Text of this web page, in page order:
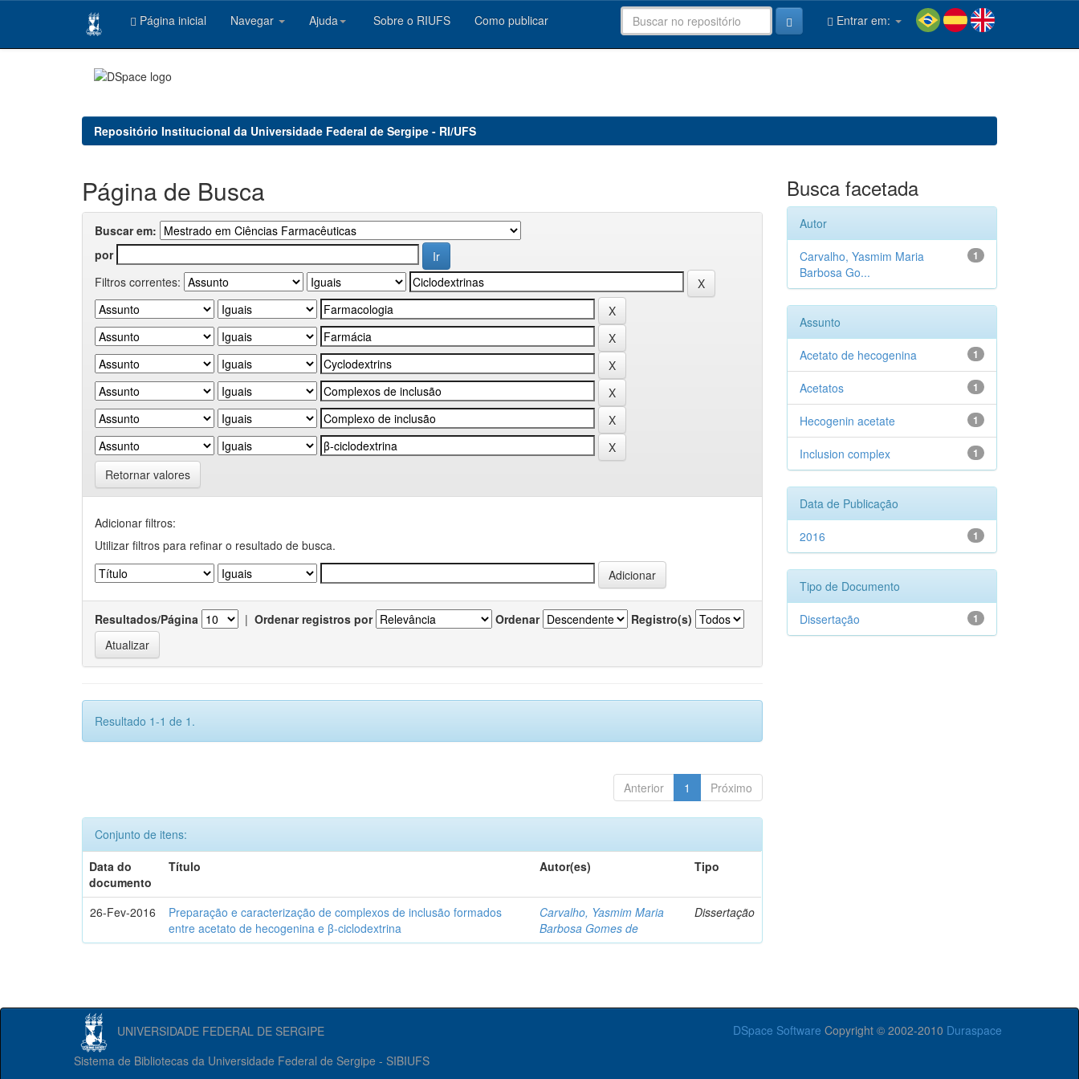
Página inicial Navegar Ajuda Sobre o RIUFS Como publicar Entrar em:
Repositório Institucional da Universidade Federal de Sergipe - RI/UFS
Página de Busca
Buscar em:
por
Filtros correntes:
Retornar valores
Adicionar filtros:
Utilizar filtros para refinar o resultado de busca.
Resultados/Página | Ordenar registros por Ordenar Registro(s)
Resultado 1-1 de 1.
Anterior 1 Próximo
Conjunto de itens:
Data do
documento
Título Autor(es) Tipo
26-Fev-2016
Preparação e caracterização de complexos de inclusão formados
entre acetato de hecogenina e β-ciclodextrina
Carvalho, Yasmim Maria
Barbosa Gomes de
Dissertação
Busca facetada
Autor
1
Carvalho, Yasmim Maria
Barbosa Go...
Assunto
1
Acetato de hecogenina
1
Acetatos
1
Hecogenin acetate
1
Inclusion complex
Data de Publicação
1
2016
Tipo de Documento
1
Dissertação
UNIVERSIDADE FEDERAL DE SERGIPE DSpace Software Copyright © 2002-2010 Duraspace
Sistema de Bibliotecas da Universidade Federal de Sergipe - SIBIUFS